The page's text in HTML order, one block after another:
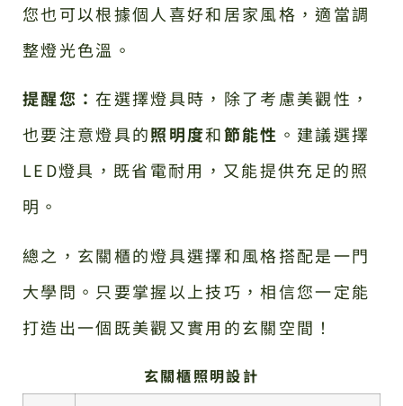
您也可以根據個人喜好和居家風格，適當調
整燈光色溫。
提醒您： 在選擇燈具時，除了考慮美觀性，
也要注意燈具的照明度和節能性 。建議選擇
LED燈具，既省電耐用，又能提供充足的照
明。
總之，玄關櫃的燈具選擇和風格搭配是一門
大學問。只要掌握以上技巧，相信您一定能
打造出一個既美觀又實用的玄關空間！
玄關櫃照明設計